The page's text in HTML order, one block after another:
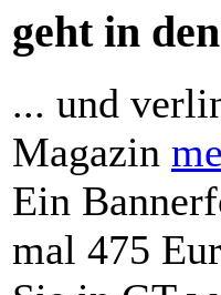
geht in
... und
Magazin
Ein
mal 475